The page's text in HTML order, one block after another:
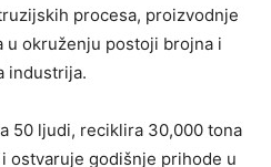
procesa, proizvodnje
u okruženju postoji brojna i
industrija.
50 ljudi, reciklira 30,000 tona
ostvaruje godišnje prihode u